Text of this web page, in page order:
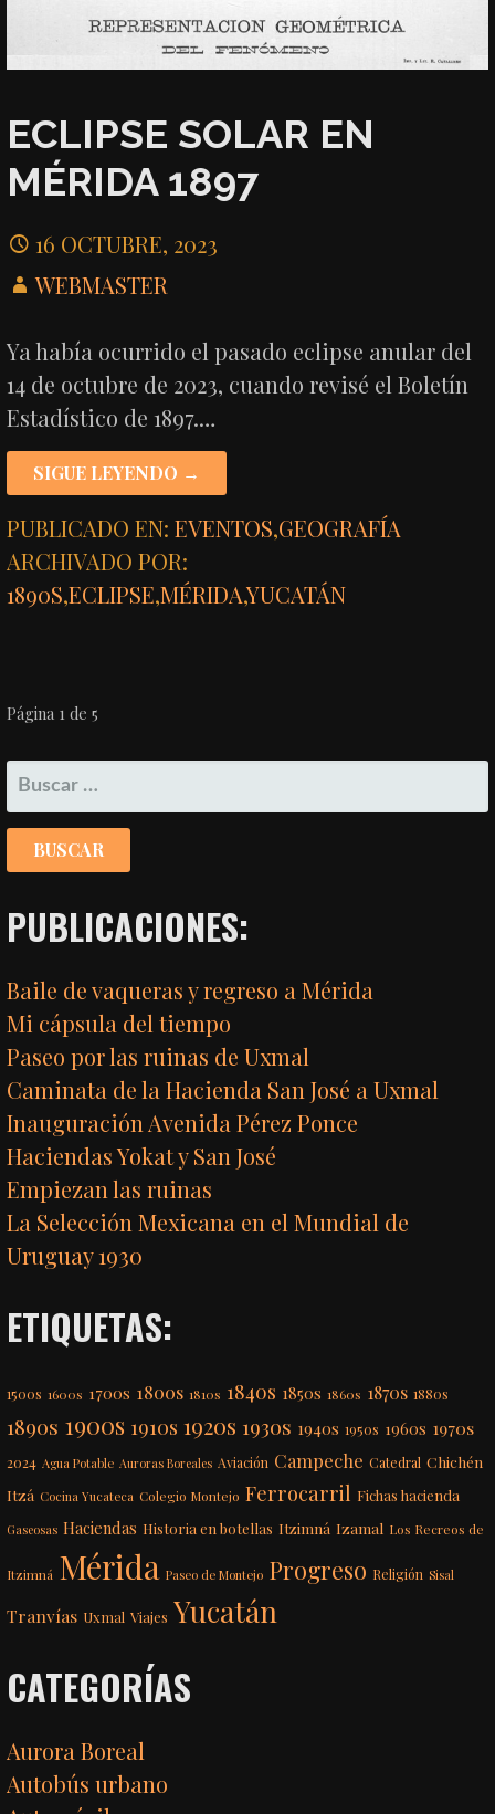
ECLIPSE SOLAR EN
MÉRIDA 1897
16 OCTUBRE, 2023
WEBMASTER
Ya había ocurrido el pasado eclipse anular del
14 de octubre de 2023, cuando revisé el Boletín
Estadístico de 1897.…
SIGUE LEYENDO →
PUBLICADO EN:EVENTOS,GEOGRAFÍA
ARCHIVADO POR:
1890S,ECLIPSE,MÉRIDA,YUCATÁN
NAVEGACIÓN
POR
ENTRADA
Página 1 de 5
BUSCAR:
PUBLICACIONES:
Baile de vaqueras y regreso a Mérida
Mi cápsula del tiempo
Paseo por las ruinas de Uxmal
Caminata de la Hacienda San José a Uxmal
Inauguración Avenida Pérez Ponce
Haciendas Yokat y San José
Empiezan las ruinas
La Selección Mexicana en el Mundial de
Uruguay 1930
ETIQUETAS:
1500s 1600s 1700s 1800s 1810s 1840s 1850s 1860s 1870s 1880s
1890s 1900s 1910s 1920s 1930s 1940s 1950s 1960s 1970s
2024 Agua Potable Auroras Boreales Aviación Campeche Catedral Chichén
Itzá Cocina Yucateca Colegio Montejo Ferrocarril Fichas hacienda
Gaseosas Haciendas Historia en botellas Itzimná Izamal Los Recreos de
Itzimná Mérida Paseo de Montejo Progreso Religión Sisal
Tranvías Uxmal Viajes Yucatán
CATEGORÍAS
Aurora Boreal
Autobús urbano